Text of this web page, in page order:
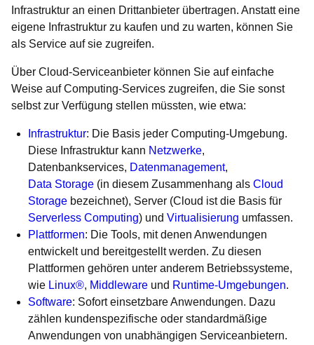
Infrastruktur an einen Drittanbieter übertragen. Anstatt eine
eigene Infrastruktur zu kaufen und zu warten, können Sie
als Service auf sie zugreifen.
Über Cloud-Serviceanbieter können Sie auf einfache
Weise auf Computing-Services zugreifen, die Sie sonst
selbst zur Verfügung stellen müssten, wie etwa:
Infrastruktur: Die Basis jeder Computing-Umgebung.
Diese Infrastruktur kann Netzwerke,
Datenbankservices, Datenmanagement,
Data Storage (in diesem Zusammenhang als Cloud
Storage bezeichnet), Server (Cloud ist die Basis für
Serverless Computing) und Virtualisierung umfassen.
Plattformen: Die Tools, mit denen Anwendungen
entwickelt und bereitgestellt werden. Zu diesen
Plattformen gehören unter anderem Betriebssysteme,
wie Linux®, Middleware und Runtime-Umgebungen.
Software: Sofort einsetzbare Anwendungen. Dazu
zählen kundenspezifische oder standardmäßige
Anwendungen von unabhängigen Serviceanbietern.